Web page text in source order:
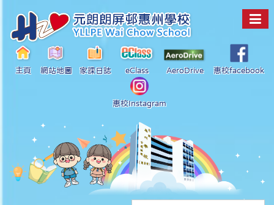
主頁 網站地圖 家課日誌 eClass AeroDrive 惠校facebook
惠校Instagram